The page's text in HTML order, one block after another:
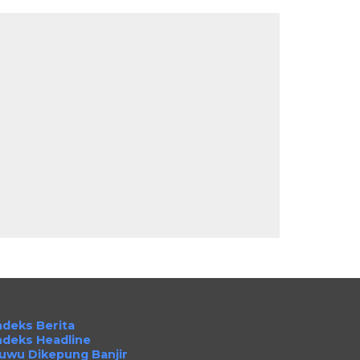
Berita
Headline
Dikepung Banjir